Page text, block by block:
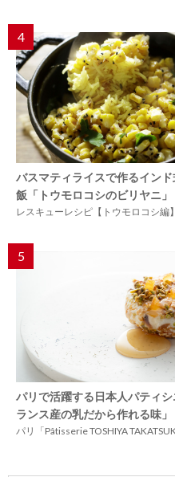
4
バスマティライスで作るイン
飯「トウモロコシのビリヤニ」
レスキューレシピ【トウモロコシ編】
5
パリで活躍する日本人パティ
ランス産の乳だから作れる味」
パリ「Pâtisserie TOSHIYA